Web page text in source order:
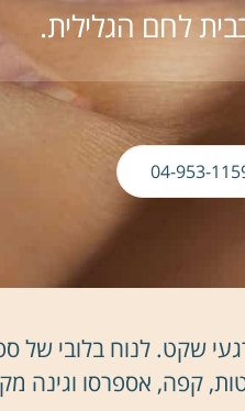
לחם הגלילית.
שקט. לנוח בלובי של
קפה, אספרסו וגינה